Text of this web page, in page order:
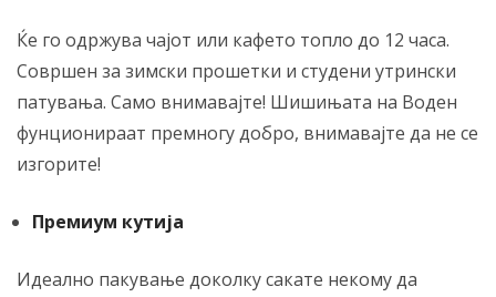
Ќе го одржува чајот или кафето топло до 12 часа.
Совршен за зимски прошетки и студени утрински
патувања. Само внимавајте! Шишињата на Воден
фунционираат премногу добро, внимавајте да не се
изгорите!
Премиум кутија
Идеално пакување доколку сакате некому да